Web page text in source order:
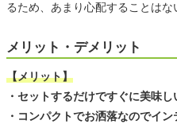
るため、あまり心配することはな
メリット・デメリット
【メリット】
・セットするだけですぐに美味
・コンパクトでお洒落なのでイ